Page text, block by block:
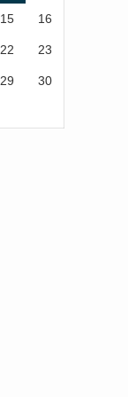
15 16
22 23
29 30